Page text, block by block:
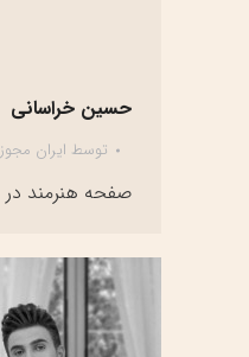
حسین خراسانی
توسط ایران مجوز
صفحه هنرمند در IM Radio